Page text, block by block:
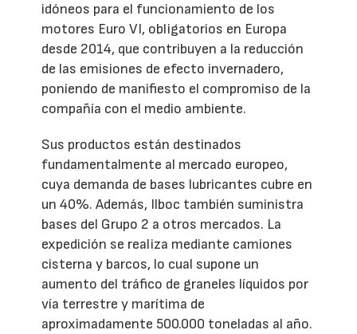
idóneos para el funcionamiento de los
motores Euro VI, obligatorios en Europa
desde 2014, que contribuyen a la reducción
de las emisiones de efecto invernadero,
poniendo de manifiesto el compromiso de la
compañía con el medio ambiente.
Sus productos están destinados
fundamentalmente al mercado europeo,
cuya demanda de bases lubricantes cubre en
un 40%. Además, Ilboc también suministra
bases del Grupo 2 a otros mercados. La
expedición se realiza mediante camiones
cisterna y barcos, lo cual supone un
aumento del tráfico de graneles líquidos por
vía terrestre y marítima de
aproximadamente 500.000 toneladas al año.